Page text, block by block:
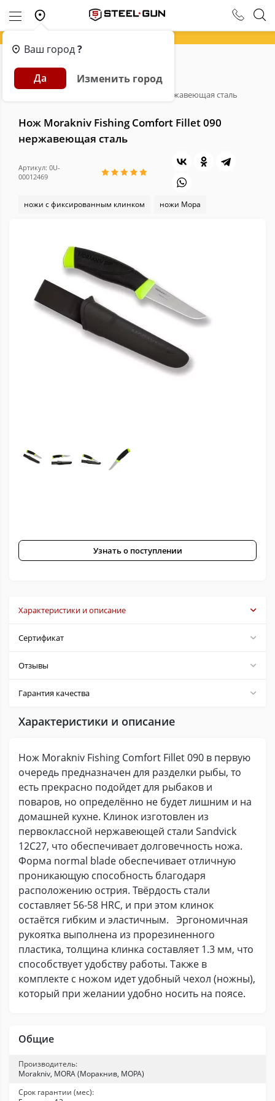
Ваш город?
Да Изменить город
Главная Каталог
Ножи с фиксированным клинком
Нож Morakniv Fishing Comfort Fillet 090 нержавеющая сталь
Нож Morakniv Fishing Comfort Fillet 090
нержавеющая сталь
Артикул: 0U-
00012469
ножи с фиксированным клинком ножи Мора
Узнать о поступлении
Характеристики и описание
Сертификат
Отзывы
Гарантия качества
Характеристики и описание
Нож Morakniv Fishing Comfort Fillet 090 в первую
очередь предназначен для разделки рыбы, то
есть прекрасно подойдет для рыбаков и
поваров, но определённо не будет лишним и на
домашней кухне. Клинок изготовлен из
первоклассной нержавеющей стали Sandvick
12C27, что обеспечивает долговечность ножа.
Форма normal blade обеспечивает отличную
проникающую способность благодаря
расположению острия. Твёрдость стали
составляет 56-58 HRC, и при этом клинок
остаётся гибким и эластичным. Эргономичная
рукоятка выполнена из прорезиненного
пластика, толщина клинка составляет 1.3 мм, что
способствует удобству работы. Также в
комплекте с ножом идет удобный чехол (ножны),
который при желании удобно носить на поясе.
Общие
Производитель:
Morakniv, MORA (Моракнив, МОРА)
Срок гарантии (мес):